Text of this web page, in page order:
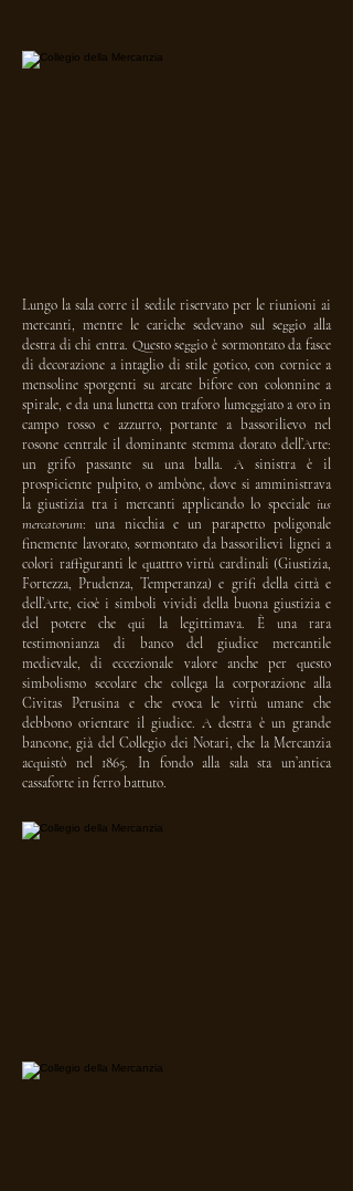
Lungo la sala corre il sedile riservato per le riunioni ai
mercanti, mentre le cariche sedevano sul seggio alla
destra di chi entra. Questo seggio è sormontato da fasce
di decorazione a intaglio di stile gotico, con cornice a
mensoline sporgenti su arcate bifore con colonnine a
spirale, e da una lunetta con traforo lumeggiato a oro in
campo rosso e azzurro, portante a bassorilievo nel
rosone centrale il dominante stemma dorato dell’Arte:
un grifo passante su una balla. A sinistra è il
prospiciente pulpito, o ambòne, dove si amministrava
la giustizia tra i mercanti applicando lo speciale ius
mercatorum: una nicchia e un parapetto poligonale
finemente lavorato, sormontato da bassorilievi lignei a
colori raffiguranti le quattro virtù cardinali (Giustizia,
Fortezza, Prudenza, Temperanza) e grifi della città e
dell’Arte, cioè i simboli vividi della buona giustizia e
del potere che qui la legittimava. È una rara
testimonianza di banco del giudice mercantile
medievale, di eccezionale valore anche per questo
simbolismo secolare che collega la corporazione alla
Civitas Perusina e che evoca le virtù umane che
debbono orientare il giudice. A destra è un grande
bancone, già del Collegio dei Notari, che la Mercanzia
acquistò nel 1865. In fondo alla sala sta un’antica
cassaforte in ferro battuto.